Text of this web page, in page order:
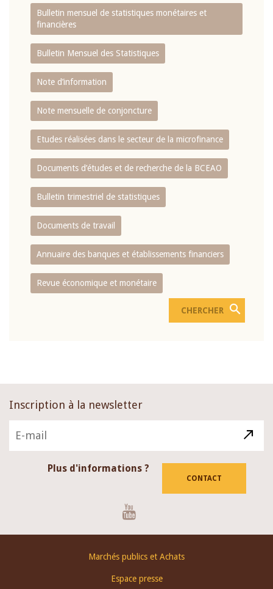
Bulletin mensuel de statistiques monétaires et
financières
Bulletin Mensuel des Statistiques
Note d’information
Note mensuelle de conjoncture
Etudes réalisées dans le secteur de la microfinance
Documents d’études et de recherche de la BCEAO
Bulletin trimestriel de statistiques
Documents de travail
Annuaire des banques et établissements financiers
Revue économique et monétaire
Inscription à la newsletter
Plus d'informations ?
CONTACT
Marchés publics et Achats
Espace presse